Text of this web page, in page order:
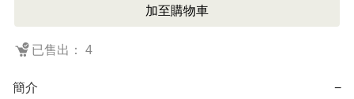
加至購物車
已售出： 4
簡介 −